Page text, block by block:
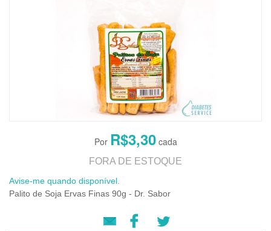
R$3,30
FORA DE ESTOQUE
Avise-me quando disponível.
Palito de Soja Ervas Finas 90g - Dr. Sabor